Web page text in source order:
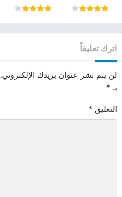
اترك تعليقاً
لن يتم نشر عنوان بريدك الإلكتروني.
بـ *
التعليق *